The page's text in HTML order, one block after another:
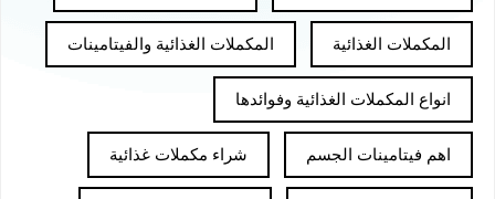
المكملات الغذائية المكملات الغذائية والفيتامينات
انواع المكملات الغذائية وفوائدها
اهم فيتامينات الجسم شراء مكملات غذائية